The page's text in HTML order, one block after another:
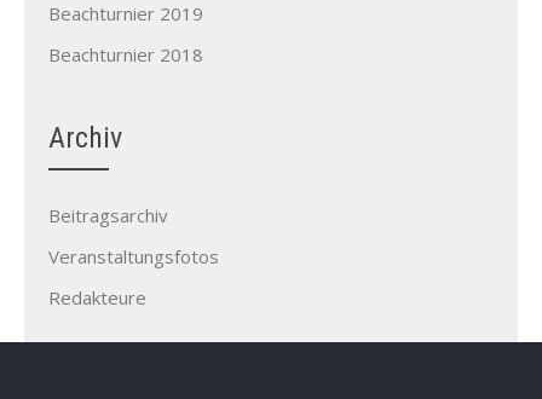
Beachturnier 2019
Beachturnier 2018
Archiv
Beitragsarchiv
Veranstaltungsfotos
Redakteure